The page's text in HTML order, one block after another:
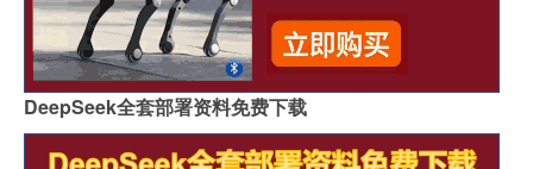
DeepSeek全套部署资料免费下载